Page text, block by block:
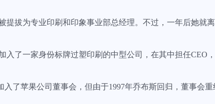
被提拔为专业印刷和印象事业部总经理。不过，一年后她就
入了一家身份标牌过塑印刷的中型公司，在其中担任CEO
入了苹果公司董事会，但由于1997年乔布斯回归，董事会